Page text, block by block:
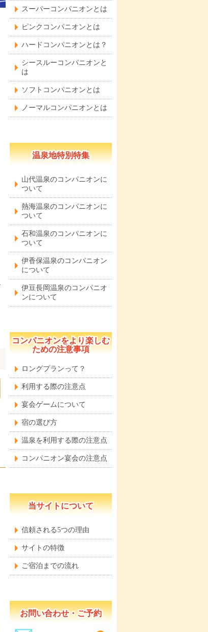
スーパーコンパニオンとは
ピンクコンパニオンとは
ハードコンパニオンとは？
シースルーコンパニオンと
は
ソフトコンパニオンとは
ノーマルコンパニオンとは
温泉地特別特集
山代温泉のコンパニオンに
ついて
熱海温泉のコンパニオンに
ついて
石和温泉のコンパニオンに
ついて
伊香保温泉のコンパニオン
について
伊豆長岡温泉のコンパニオ
ンについて
コンパニオンをより楽しむ
ための注意事項
ロングプランって？
利用する際の注意点
宴会ゲームについて
宿の選び方
温泉を利用する際の注意点
コンパニオン宴会の注意点
当サイトについて
信頼される5つの理由
サイトの特徴
ご宿泊までの流れ
お問い合わせ・ご予約